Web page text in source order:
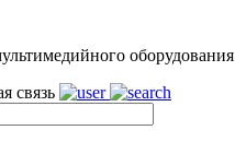
оборудования